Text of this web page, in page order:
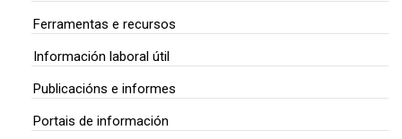
Ferramentas e recursos
Información laboral útil
Publicacións e informes
Portais de información